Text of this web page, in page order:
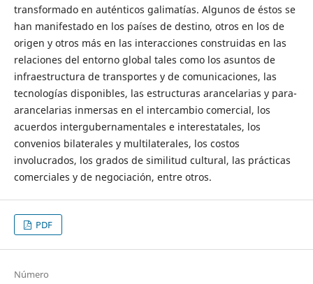
transformado en auténticos galimatías. Algunos de éstos se
han manifestado en los países de destino, otros en los de
origen y otros más en las interacciones construidas en las
relaciones del entorno global tales como los asuntos de
infraestructura de transportes y de comunicaciones, las
tecnologías disponibles, las estructuras arancelarias y para-
arancelarias inmersas en el intercambio comercial, los
acuerdos intergubernamentales e interestatales, los
convenios bilaterales y multilaterales, los costos
involucrados, los grados de similitud cultural, las prácticas
comerciales y de negociación, entre otros.
PDF
Número